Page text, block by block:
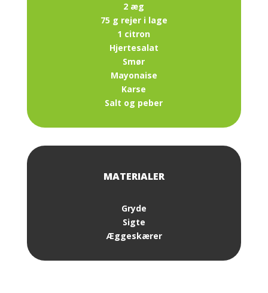
2 æg
75 g rejer i lage
1 citron
Hjertesalat
Smør
Mayonaise
Karse
Salt og peber
Gryde
Sigte
Æggeskærer